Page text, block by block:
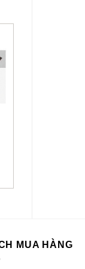
MUA HÀNG